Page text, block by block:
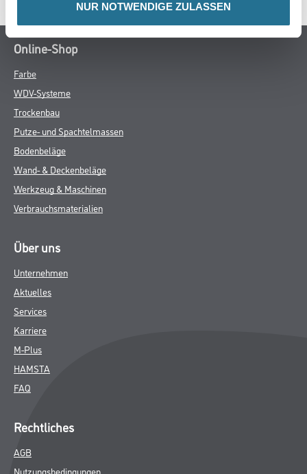
NUR NOTWENDIGE ZULASSEN
Online-Shop
Farbe
WDV-Systeme
Trockenbau
Putze- und Spachtelmassen
Bodenbeläge
Wand- & Deckenbeläge
Werkzeug & Maschinen
Verbrauchsmaterialien
Über uns
Unternehmen
Aktuelles
Services
Karriere
M-Plus
HAMSTA
FAQ
Rechtliches
AGB
Nutzungsbedingungen